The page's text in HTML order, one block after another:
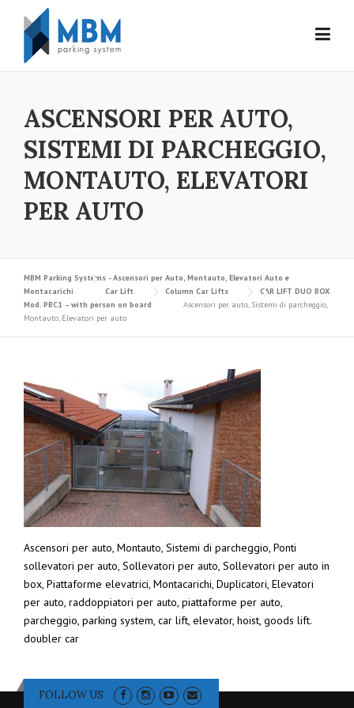
Skip to content
ASCENSORI PER AUTO,
SISTEMI DI PARCHEGGIO,
MONTAUTO, ELEVATORI
PER AUTO
MBM Parking Systems - Ascensori per Auto, Montauto, Elevatori Auto e
Montacarichi
Car Lift Column Car Lifts
CAR LIFT DUO BOX
Mod. PBC1 – with person on board
Ascensori per auto, Sistemi di parcheggio,
Montauto, Elevatori per auto
Ascensori per auto, Montauto, Sistemi di parcheggio, Ponti
sollevatori per auto, Sollevatori per auto, Sollevatori per auto in
box, Piattaforme elevatrici, Montacarichi, Duplicatori, Elevatori
per auto, raddoppiatori per auto, piattaforme per auto,
parcheggio, parking system, car lift, elevator, hoist, goods lift.
doubler car
FOLLOW US